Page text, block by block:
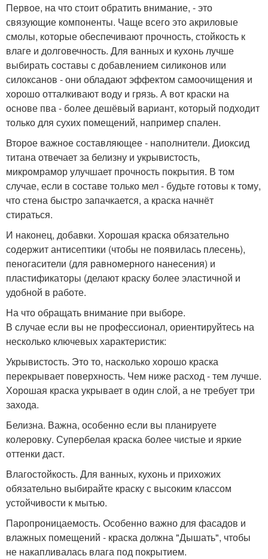
Первое, на что стоит обратить внимание, - это
связующие компоненты. Чаще всего это акриловые
смолы, которые обеспечивают прочность, стойкость к
влаге и долговечность. Для ванных и кухонь лучше
выбирать составы с добавлением силиконов или
силоксанов - они обладают эффектом самоочищения и
хорошо отталкивают воду и грязь. А вот краски на
основе пва - более дешёвый вариант, который подходит
только для сухих помещений, например спален.
Второе важное составляющее - наполнители. Диоксид
титана отвечает за белизну и укрывистость,
микромрамор улучшает прочность покрытия. В том
случае, если в составе только мел - будьте готовы к тому,
что стена быстро запачкается, а краска начнёт
стираться.
И наконец, добавки. Хорошая краска обязательно
содержит антисептики (чтобы не появилась плесень),
пеногасители (для равномерного нанесения) и
пластификаторы (делают краску более эластичной и
удобной в работе.
На что обращать внимание при выборе.
В случае если вы не профессионал, ориентируйтесь на
несколько ключевых характеристик:
Укрывистость. Это то, насколько хорошо краска
перекрывает поверхность. Чем ниже расход - тем лучше.
Хорошая краска укрывает в один слой, а не требует три
захода.
Белизна. Важна, особенно если вы планируете
колеровку. Супербелая краска более чистые и яркие
оттенки даст.
Влагостойкость. Для ванных, кухонь и прихожих
обязательно выбирайте краску с высоким классом
устойчивости к мытью.
Паропроницаемость. Особенно важно для фасадов и
влажных помещений - краска должна "Дышать", чтобы
не накапливалась влага под покрытием.